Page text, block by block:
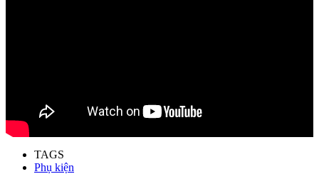
TAGS
Phụ kiện